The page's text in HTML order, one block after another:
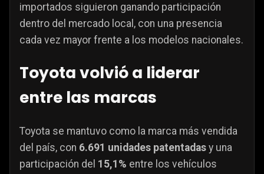
importados siguieron ganando participación
dentro del mercado local, con una presencia
cada vez mayor frente a los modelos nacionales.
Toyota volvió a liderar
entre las marcas
Toyota se mantuvo como la marca más vendida
del país, con 6.691 unidades patentadas y una
participación del 15,1% entre los vehículos